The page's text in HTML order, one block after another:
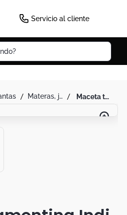
Servicio al cliente
materas, jarrones y floreros maceta tramontina indi en polietileno marrón 17 cm